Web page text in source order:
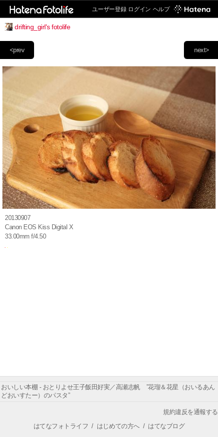
ユーザー登録 ログイン ヘルプ
drifting_girl's fotolife
next>
<prev
20130907
Canon EOS Kiss Digital X
33.00mm f/4.50
おいしい本棚 - おとりよせ王子飯田好実／高瀬志帆 ”花瑠＆花星（おいるあん
どおいすたー）のパスタ”
規約違反を通報する
はてなフォトライフ / はじめての方へ/ はてなブログ